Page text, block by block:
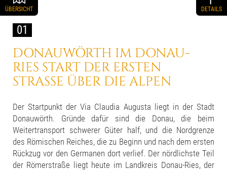
ÜBERSICHT DETAILS
DONAUWÖRTH IM DONAU-
RIES START DER ERSTEN
STRASSE
ÜBER DIE ALPEN
01
Der Startpunkt der Via Claudia Augusta liegt in der Stadt
Donauwörth. Gründe dafür sind die Donau, die beim
Weitertransport schwerer Güter half, und die Nordgrenze
des Römischen Reiches, die zu Beginn und nach dem ersten
Rückzug vor den Germanen dort verlief. Der nördlichste Teil
der Römerstraße liegt heute im Landkreis Donau-Ries, der